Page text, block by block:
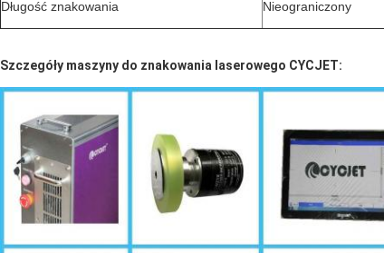
Długość znakowania Nieograniczony
Szczegóły maszyny do znakowania laserowego CYCJET: